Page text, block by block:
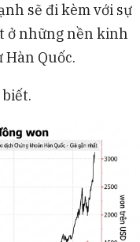
sẽ đi kèm với sự
ở những nền kinh
Quốc.